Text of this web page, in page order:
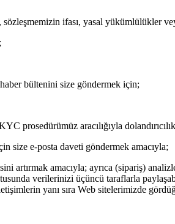
ifası, yasal yükümlülükler
bültenini size göndermek için;
prosedürümüz aracılığıyla
size e-posta daveti göndermek amacıyla;
artırmak amacıyla; ayrıca (sipariş)
verilerinizi üçüncü taraflarla
yanı sıra Web sitelerimizde